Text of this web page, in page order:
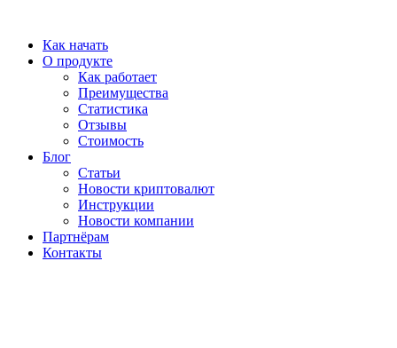
содержимому
Как начать
О продукте
Как работает
Преимущества
Статистика
Отзывы
Стоимость
Блог
Статьи
Новости криптовалют
Инструкции
Новости компании
Партнёрам
Контакты